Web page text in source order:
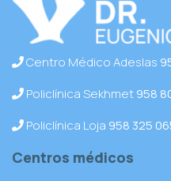
Centro Médico Adeslas
Policlínica Sekhmet958
Policlínica Loja 958 325
Centros médicos